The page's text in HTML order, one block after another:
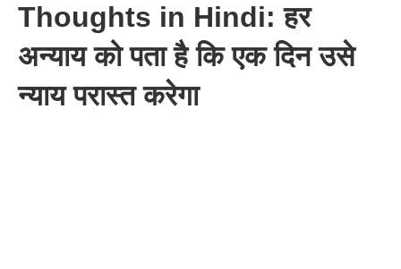
Thoughts in Hindi: हर
अन्याय को पता है कि एक दिन उसे
न्याय परास्त करेगा